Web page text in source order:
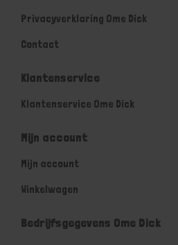
Privacyverklaring Ome Dick
Contact
Klantenservice
Klantenservice Ome Dick
Mijn account
Mijn account
Winkelwagen
Bedrijfsgegevens Ome Dick